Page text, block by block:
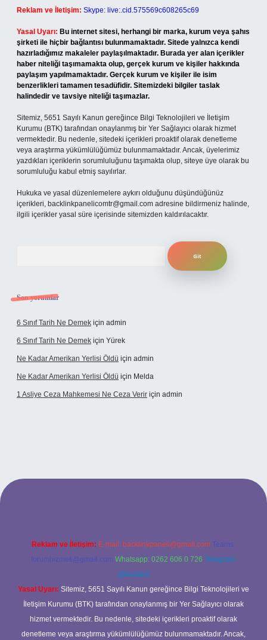
Reklam ve İletişim: Skype: live:.cid.575569c608265c69
Yasal Uyarı: Bu internet sitesi, herhangi bir marka, kurum veya şahıs
şirketi ile hiçbir bağlantısı bulunmamaktadır. Sitede yalnızca kendi
hazırladığımız makaleler paylaşılmaktadır. Burada yer alan içerikler
haber niteliği taşımamakta olup, gerçek kurum ve kişiler hakkında
paylaşım yapılmamaktadır. Gerçek kurum ve kişiler ile isim
benzerlikleri tamamen tesadüfidir. Sitemizdeki bilgiler taslak
halindedir ve tavsiye niteliği taşımazlar.
Sitemiz, 5651 Sayılı Kanun gereğince Bilgi Teknolojileri ve İletişim
Kurumu (BTK) tarafından onaylanmış bir Yer Sağlayıcı olarak hizmet
vermektedir. Bu nedenle, sitedeki içerikleri proaktif olarak denetleme
veya araştırma yükümlülüğümüz bulunmamaktadır. Ancak, üyelerimiz
yazdıkları içeriklerin sorumluluğunu taşımakta olup, siteye üye olarak bu
sorumluluğu kabul etmiş sayılırlar.
Hukuka ve yasal düzenlemelere aykırı olduğunu düşündüğünüz
içerikleri, backlinkpanelicomtr@gmail.com adresine bildirmeniz halinde,
ilgili içerikler yasal süre içerisinde sitemizden kaldırılacaktır.
Son yorumlar
6 Sınıf Tarih Ne Demek için admin
6 Sınıf Tarih Ne Demek için Yürek
Ne Kadar Amerikan Yerlisi Öldü için admin
Ne Kadar Amerikan Yerlisi Öldü için Melda
1 Asliye Ceza Mahkemesi Ne Ceza Verir için admin
Reklam ve İletişim: E-mail: backlinkpaneli@gmail.com Teams:
forumhizmeti@gmail.com Whatsapp: 0262 606 0 726 Telegram:
@karabul
Yasal Uyarı: Sitemiz, 5651 Sayılı Kanun gereğince Bilgi Teknolojileri ve
İletişim Kurumu (BTK) tarafından onaylanmış bir Yer Sağlayıcı olarak
hizmet vermektedir. Bu nedenle, sitedeki içerikleri proaktif olarak
denetleme veya araştırma yükümlülüğümüz bulunmamaktadır. Ancak,